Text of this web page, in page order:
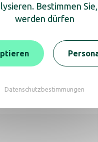
Bestimmen
werden dürfen
Datenschutzbestimmungen